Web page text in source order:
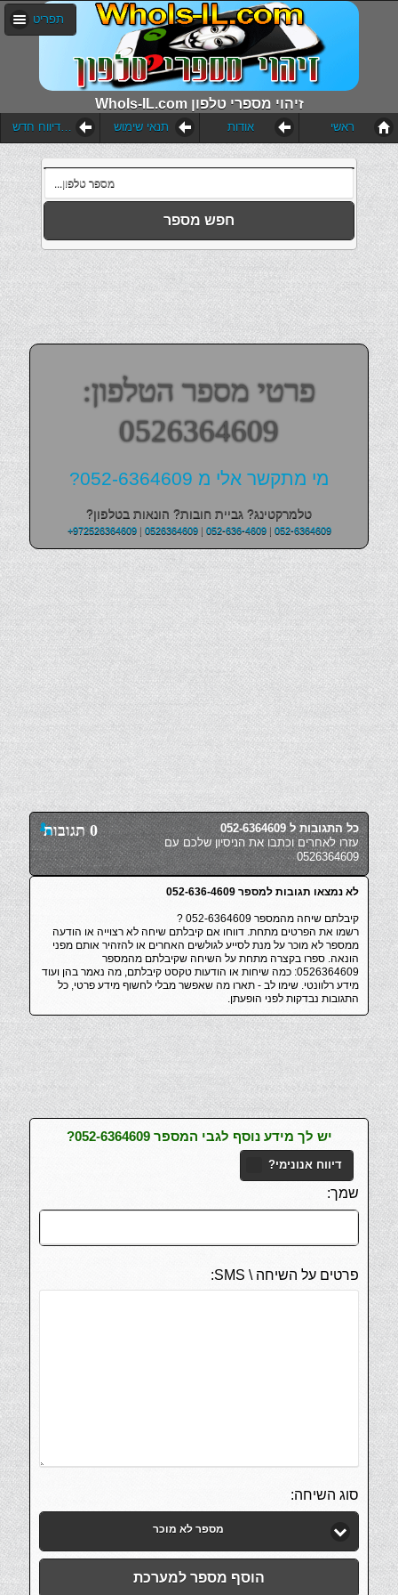
WhoIs-IL.com זיהוי מספרי טלפון
תפריט
הוסף דיווח חדש תנאי שימוש אודות ראשי
חפש מספר
פרטי מספר הטלפון:
0526364609
מי מתקשר אלי מ 052-6364609?
טלמרקטינג? גביית חובות? הונאות בטלפון?
+972526364609| 0526364609| 052-636-4609| 052-6364609
0 תגובות
כל התגובות ל 052-6364609
עזרו לאחרים וכתבו את הניסיון שלכם עם
0526364609
לא נמצאו תגובות למספר 052-636-4609
קיבלתם שיחה מהמספר 052-6364609 ?
רשמו את הפרטים מתחת. דווחו אם קיבלתם שיחה לא רצוייה או הודעה
ממספר לא מוכר על מנת לסייע לגולשים האחרים או להזהיר אותם מפני
הונאה. ספרו בקצרה מתחת על השיחה שקיבלתם מהמספר
0526364609: כמה שיחות או הודעות טקסט קיבלתם, מה נאמר בהן ועוד
מידע רלוונטי. שימו לב - תארו מה שאפשר מבלי לחשוף מידע פרטי, כל
התגובות נבדקות לפני הופעתן.
יש לך מידע נוסף לגבי המספר 052-6364609?
דיווח אנונימי?
שמך:
פרטים על השיחה \ SMS:
סוג השיחה:
מספר לא מוכר
הוסף מספר למערכת